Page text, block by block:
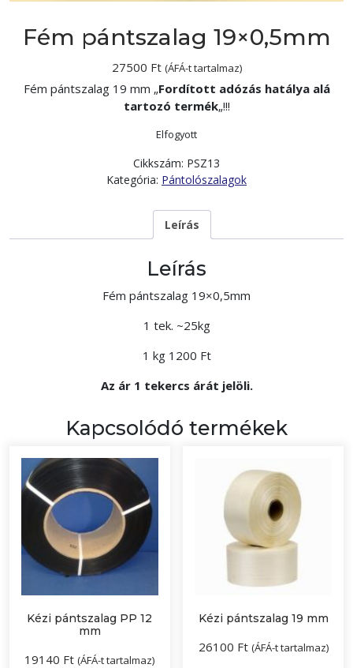
Fém pántszalag 19×0,5mm
27500 Ft (ÁFÁ-t tartalmaz)
Fém pántszalag 19 mm „Fordított adózás hatálya alá
tartozó termék„!!!
Elfogyott
Cikkszám: PSZ13
Kategória: Pántolószalagok
Leírás
Leírás
Fém pántszalag 19×0,5mm
1 tek. ~25kg
1 kg 1200 Ft
Az ár 1 tekercs árát jelöli.
Kapcsolódó termékek
Kézi pántszalag PP 12
mm
19140 Ft (ÁFÁ-t tartalmaz)
Kézi pántszalag 19 mm
26100 Ft (ÁFÁ-t tartalmaz)